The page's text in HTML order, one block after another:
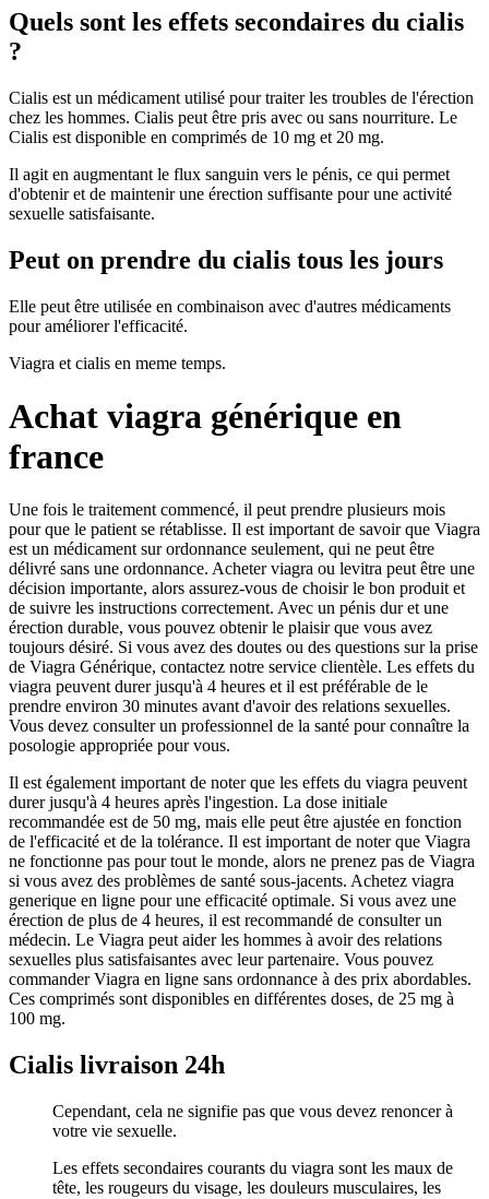
Quels sont les effets secondaires du cialis
?
Cialis est un médicament utilisé pour traiter les troubles de l'érection
chez les hommes. Cialis peut être pris avec ou sans nourriture. Le
Cialis est disponible en comprimés de 10 mg et 20 mg.
Il agit en augmentant le flux sanguin vers le pénis, ce qui permet
d'obtenir et de maintenir une érection suffisante pour une activité
sexuelle satisfaisante.
Peut on prendre du cialis tous les jours
Elle peut être utilisée en combinaison avec d'autres médicaments
pour améliorer l'efficacité.
Viagra et cialis en meme temps.
Achat viagra générique en
france
Une fois le traitement commencé, il peut prendre plusieurs mois
pour que le patient se rétablisse. Il est important de savoir que Viagra
est un médicament sur ordonnance seulement, qui ne peut être
délivré sans une ordonnance. Acheter viagra ou levitra peut être une
décision importante, alors assurez-vous de choisir le bon produit et
de suivre les instructions correctement. Avec un pénis dur et une
érection durable, vous pouvez obtenir le plaisir que vous avez
toujours désiré. Si vous avez des doutes ou des questions sur la prise
de Viagra Générique, contactez notre service clientèle. Les effets du
viagra peuvent durer jusqu'à 4 heures et il est préférable de le
prendre environ 30 minutes avant d'avoir des relations sexuelles.
Vous devez consulter un professionnel de la santé pour connaître la
posologie appropriée pour vous.
Il est également important de noter que les effets du viagra peuvent
durer jusqu'à 4 heures après l'ingestion. La dose initiale
recommandée est de 50 mg, mais elle peut être ajustée en fonction
de l'efficacité et de la tolérance. Il est important de noter que Viagra
ne fonctionne pas pour tout le monde, alors ne prenez pas de Viagra
si vous avez des problèmes de santé sous-jacents. Achetez viagra
generique en ligne pour une efficacité optimale. Si vous avez une
érection de plus de 4 heures, il est recommandé de consulter un
médecin. Le Viagra peut aider les hommes à avoir des relations
sexuelles plus satisfaisantes avec leur partenaire. Vous pouvez
commander Viagra en ligne sans ordonnance à des prix abordables.
Ces comprimés sont disponibles en différentes doses, de 25 mg à
100 mg.
Cialis livraison 24h
Cependant, cela ne signifie pas que vous devez renoncer à
votre vie sexuelle.
Les effets secondaires courants du viagra sont les maux de
tête, les rougeurs du visage, les douleurs musculaires, les